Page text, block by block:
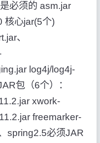
必须的 asm.jar
核心jar(5个)
、
log4j/log4j-
包（6个）：
xwork-
freemarker-
spring2.5必须JAR